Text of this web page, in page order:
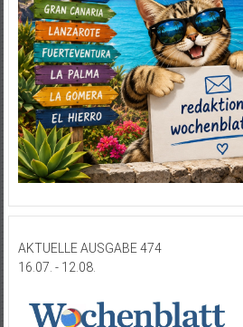
AKTUELLE AUSGABE 474
16.07. - 12.08.